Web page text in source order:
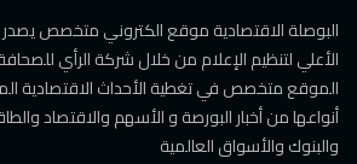
البوصلة الاقتصادية موقع الكتروني متخصص
الأعلي لتنظيم الإعلام من خلال شركة الرأي
الموقع متخصص في تغطية الأحداث الاقتصادية
أنواعها من أخبار البورصة و الأسهم والاقتصاد
والبنوك والأسواق العالمية